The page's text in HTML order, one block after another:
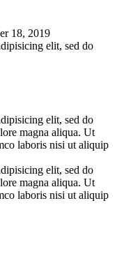
18, 2019
elit, sed do
elit, sed do
magna aliqua. Ut
laboris nisi ut aliquip
elit, sed do
magna aliqua. Ut
laboris nisi ut aliquip